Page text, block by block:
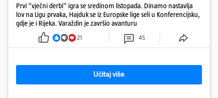
Prvi "vječni derbi" igra se sredinom listopada. Dinamo nastavlja
lov na Ligu prvaka, Hajduk se iz Europske lige seli u Konferencijsku,
gdje je i Rijeka. Varaždin je završio avanturu
21 45
Učitaj više